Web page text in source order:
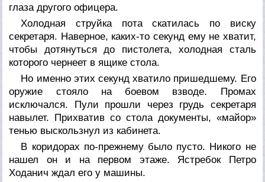
глаза другого офицера.
Холодная струйка пота скатилась по виску
секретаря. Наверное, каких-то секунд ему не хватит,
чтобы дотянуться до пистолета, холодная сталь
которого чернеет в ящике стола.
Но именно этих секунд хватило пришедшему. Его
оружие стояло на боевом взводе. Промах
исключался. Пули прошли через грудь секретаря
навылет. Прихватив со стола документы, «майор»
тенью выскользнул из кабинета.
В коридорах по-прежнему было пусто. Никого не
нашел он и на первом этаже. Ястребок Петро
Ходанич ждал его у машины.